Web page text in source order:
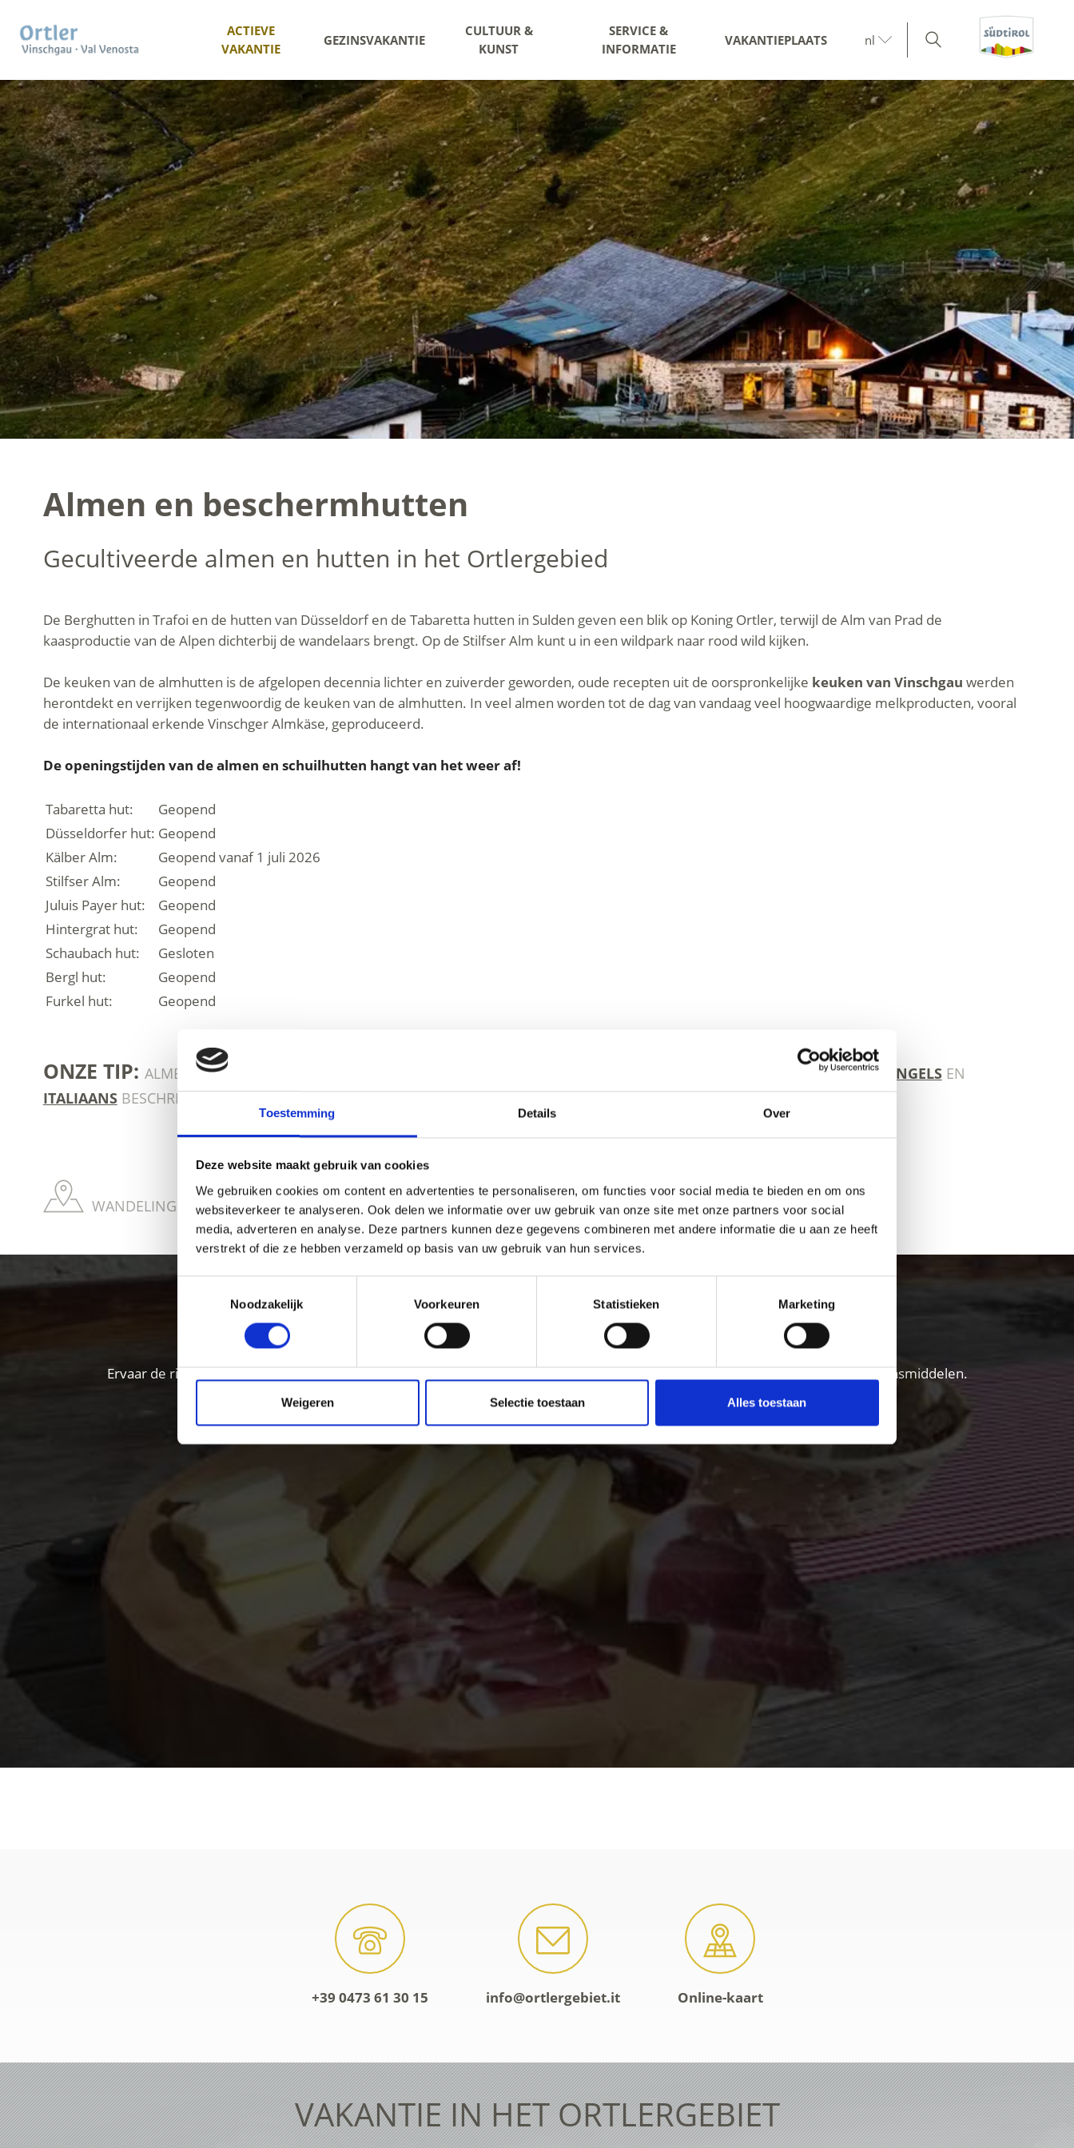
Toestemming Details Over
Deze website maakt gebruik van cookies
We gebruiken cookies om content en advertenties te personaliseren, om functies voor social media te bieden en om ons
websiteverkeer te analyseren. Ook delen we informatie over uw gebruik van onze site met onze partners voor social
media, adverteren en analyse. Deze partners kunnen deze gegevens combineren met andere informatie die u aan ze heeft
verstrekt of die ze hebben verzameld op basis van uw gebruik van hun services.
Noodzakelijk
Voorkeuren Statistieken Marketing
Weigeren Selectie toestaan Alles toestaan
ACTIEVE
VAKANTIE
GEZINSVAKANTIE
CULTUUR &
KUNST
SERVICE &
INFORMATIE
VAKANTIEPLAATS nl
Almen en beschermhutten
Gecultiveerde almen en hutten in het Ortlergebied
De Berghutten in Trafoi en de hutten van Düsseldorf en de Tabaretta hutten in Sulden geven een blik op Koning Ortler, terwijl de Alm van Prad de
kaasproductie van de Alpen dichterbij de wandelaars brengt. Op de Stilfser Alm kunt u in een wildpark naar rood wild kijken.
De keuken van de almhutten is de afgelopen decennia lichter en zuiverder geworden, oude recepten uit de oorspronkelijke keuken van Vinschgau werden
herontdekt en verrijken tegenwoordig de keuken van de almhutten. In veel almen worden tot de dag van vandaag veel hoogwaardige melkproducten, vooral
de internationaal erkende Vinschger Almkäse, geproduceerd.
De openingstijden van de almen en schuilhutten hangt van het weer af!
Tabaretta hut:
Geopend
Düsseldorfer hut: Geopend
Kälber Alm:
Geopend vanaf 1 juli 2026
Stilfser Alm:
Geopend
Juluis Payer hut:
Geopend
Hintergrat hut:
Geopend
Schaubach hut:
Gesloten
Bergl hut:
Geopend
Furkel hut:
Geopend
ONZE TIP: ALMEN & SCHUILHUTTEN IN HET VAKANTIEGEBIED ORTLERGEBIET IN HET VINSCHGAU VINDT U IN HETDUITS ENGELSEN
ITALIAANSBESCHREVEN.
WANDELINGEN NAAR WEIDE- EN BERGHUTTEN IN HET ORTLERGEBIET TONEN OP KAART (DUITS)
Het ervaren van genot in Vinschgau
Ervaar de rijkdom van de lokale specialiteiten in het Vinschgau in Zuid-Tirol, het dal van fijnproevers en genieters van pure levensmiddelen.
+39 0473 61 30 15 info@ortlergebiet.it Online-kaart
VAKANTIE IN HET ORTLERGEBIET